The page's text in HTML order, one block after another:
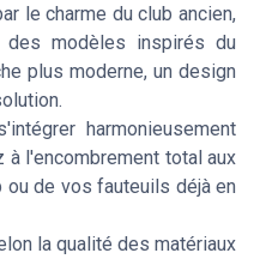
le charme du club ancien,
modèles inspirés du
plus moderne, un design
harmonieusement
l'encombrement total aux
de vos fauteuils déjà en
la qualité des matériaux